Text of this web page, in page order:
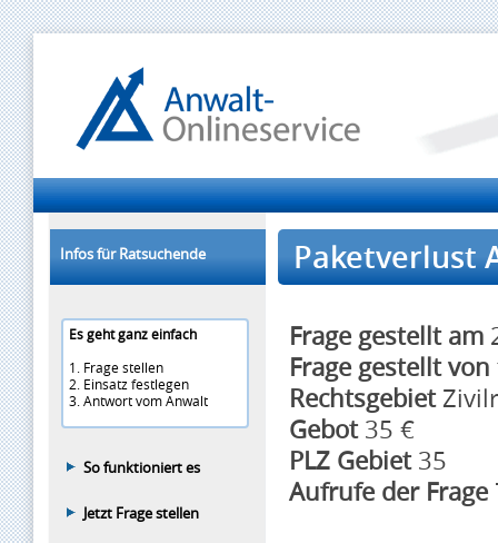
Infos für Ratsuchende
Es geht ganz einfach
1. Frage stellen
2. Einsatz festlegen
3. Antwort vom Anwalt
So funktioniert es
Jetzt Frage stellen
Paketverlust
Frage gestellt am
Frage gestellt von
Rechtsgebiet
Gebot35 €
PLZ Gebiet35
Aufrufe der Frage